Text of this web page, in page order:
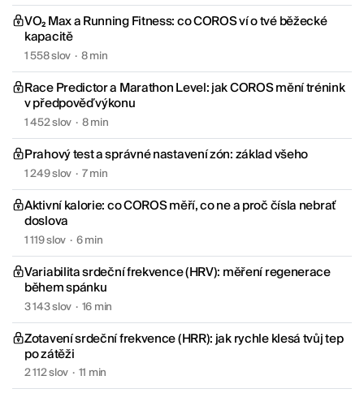
VO₂ Max a Running Fitness: co COROS ví o tvé běžecké
kapacitě
1 558 slov · 8 min
Race Predictor a Marathon Level: jak COROS mění trénink
v předpověď výkonu
1 452 slov · 8 min
Prahový test a správné nastavení zón: základ všeho
1 249 slov · 7 min
Aktivní kalorie: co COROS měří, co ne a proč čísla nebrať
doslova
1 119 slov · 6 min
Variabilita srdeční frekvence (HRV): měření regenerace
během spánku
3 143 slov · 16 min
Zotavení srdeční frekvence (HRR): jak rychle klesá tvůj tep
po zátěži
2 112 slov · 11 min